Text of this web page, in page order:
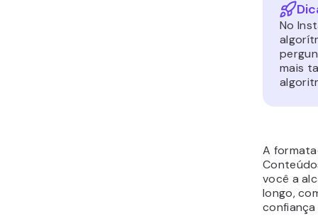
No
mais
A
você a
longo,